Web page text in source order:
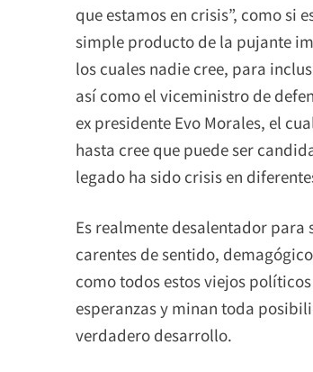
que estamos en crisis”, como
simple producto de la pujante
los cuales nadie cree, para
así como el viceministro de
ex presidente Evo Morales, el
hasta cree que puede ser
legado ha sido crisis en
Es realmente desalentador
carentes de sentido,
como todos estos viejos
esperanzas y minan toda
verdadero desarrollo.